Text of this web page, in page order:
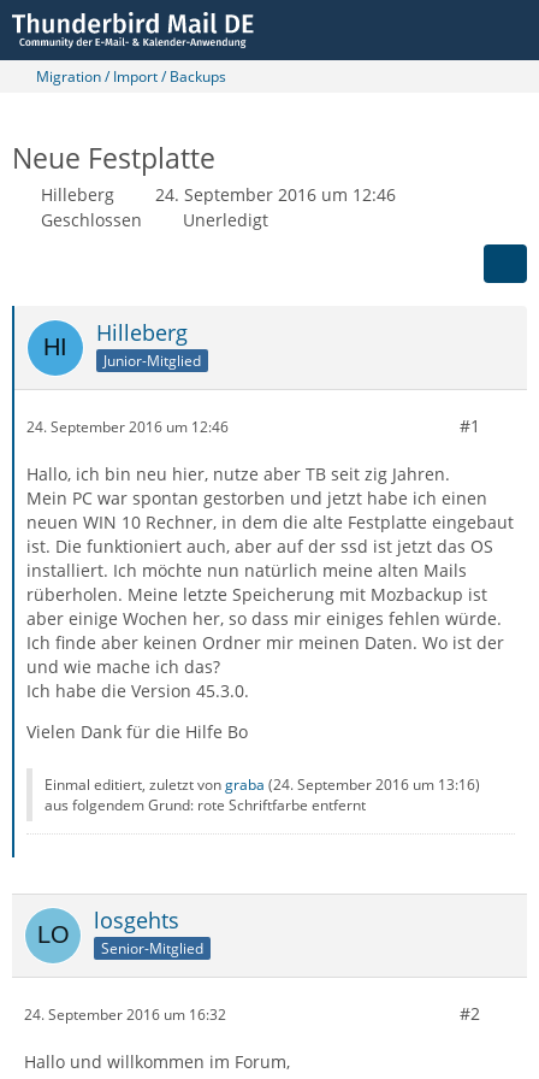
Migration / Import / Backups
Neue Festplatte
Hilleberg
24. September 2016 um 12:46
Geschlossen
Unerledigt
Hilleberg
Junior-Mitglied
24. September 2016 um 12:46 #1
Hallo, ich bin neu hier, nutze aber TB seit zig Jahren.
Mein PC war spontan gestorben und jetzt habe ich einen
neuen WIN 10 Rechner, in dem die alte Festplatte eingebaut
ist. Die funktioniert auch, aber auf der ssd ist jetzt das OS
installiert. Ich möchte nun natürlich meine alten Mails
rüberholen. Meine letzte Speicherung mit Mozbackup ist
aber einige Wochen her, so dass mir einiges fehlen würde.
Ich finde aber keinen Ordner mir meinen Daten. Wo ist der
und wie mache ich das?
Ich habe die Version 45.3.0.
Vielen Dank für die Hilfe Bo
Einmal editiert, zuletzt vongraba (24. September 2016 um 13:16)
aus folgendem Grund: rote Schriftfarbe entfernt
losgehts
Senior-Mitglied
24. September 2016 um 16:32 #2
Hallo und willkommen im Forum,